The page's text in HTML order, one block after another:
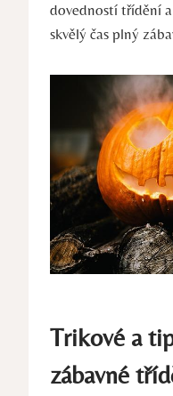
dovedností třídění
skvělý čas plný‌
Trikové ‌a
zábavné